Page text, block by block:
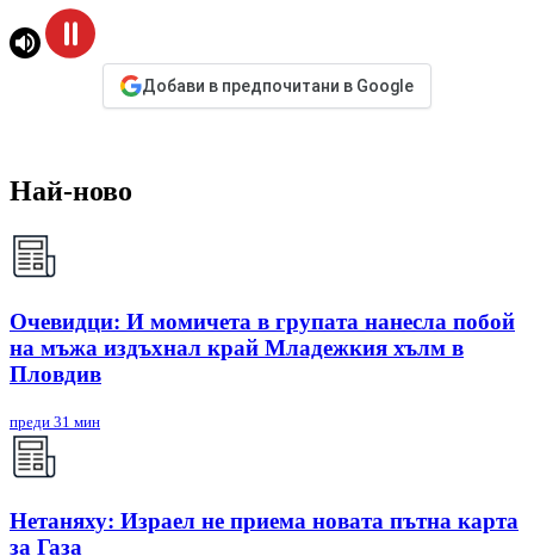
Добави в предпочитани в Google
Най-ново
Очевидци: И момичета в групата нанесла побой
на мъжа издъхнал край Младежкия хълм в
Пловдив
преди 31 мин
Нетаняху: Израел не приема новата пътна карта
за Газа